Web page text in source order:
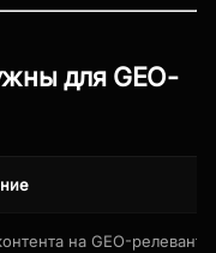
для GEO-
на GEO-